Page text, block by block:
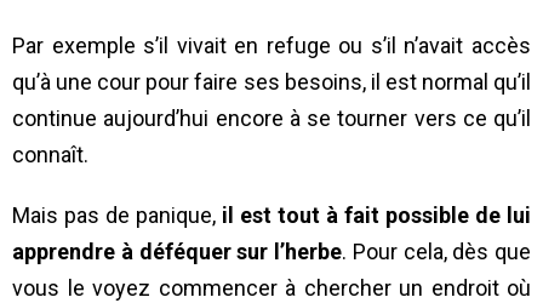
Par exemple s’il vivait en refuge ou s’il n’avait accès
qu’à une cour pour faire ses besoins, il est normal qu’il
continue aujourd’hui encore à se tourner vers ce qu’il
connaît.
Mais pas de panique, il est tout à fait possible de lui
apprendre à déféquer sur l’herbe. Pour cela, dès que
vous le voyez commencer à chercher un endroit où